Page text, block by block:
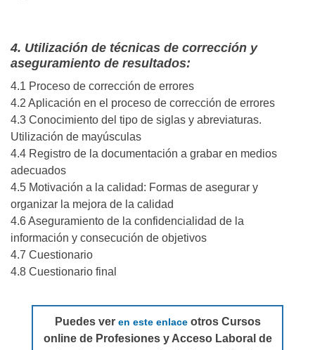
4. Utilización de técnicas de corrección y
aseguramiento de resultados:
4.1 Proceso de corrección de errores
4.2 Aplicación en el proceso de corrección de errores
4.3 Conocimiento del tipo de siglas y abreviaturas.
Utilización de mayúsculas
4.4 Registro de la documentación a grabar en medios
adecuados
4.5 Motivación a la calidad: Formas de asegurar y
organizar la mejora de la calidad
4.6 Aseguramiento de la confidencialidad de la
información y consecución de objetivos
4.7 Cuestionario
4.8 Cuestionario final
Puedes ver en este enlaceotros Cursos
online de Profesiones y Acceso Laboral de